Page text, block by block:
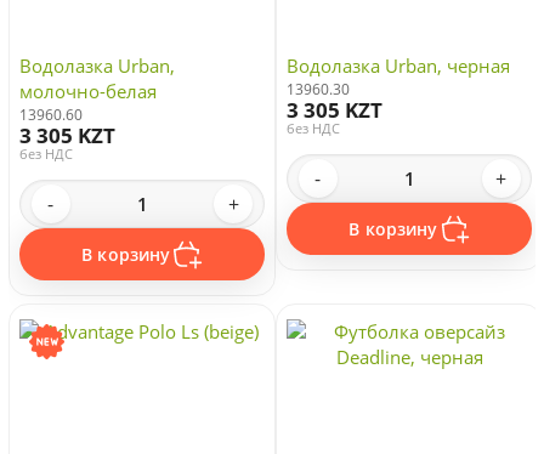
Водолазка Urban,
молочно-белая
13960.60
3 305 KZT
без НДС
- +
В корзину
Водолазка Urban, черная
13960.30
3 305 KZT
без НДС
- +
В корзину